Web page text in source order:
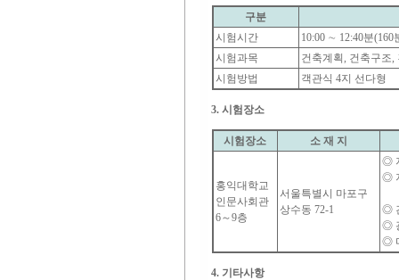
구분
시험시간
10:00 ∼ 12:40분(160
시험과목
건축계획, 건축구조,
시험방법
객관식 4지 선다형
3. 시험장소
시험장소 소 재 지
홍익대학교
인문사회관
6～9층
서울특별시 마포구
상수동 72-1
◎
◎
◎
◎
◎
4. 기타사항